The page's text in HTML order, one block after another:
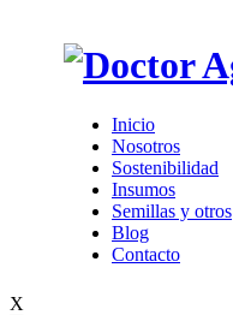
Inicio
Nosotros
Sostenibilidad
Insumos
Semillas y otros
Blog
Contacto
X